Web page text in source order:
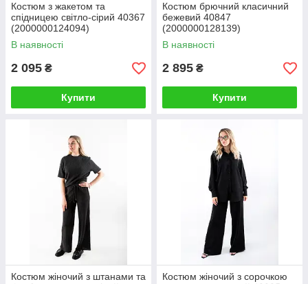
Костюм з жакетом та
спідницею світло-сірий 40367
(2000000124094)
В наявності
2 095 ₴
Купити
Костюм брючний класичний
бежевий 40847
(2000000128139)
В наявності
2 895 ₴
Купити
Костюм жіночий з штанами та
Костюм жіночий з сорочкою